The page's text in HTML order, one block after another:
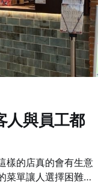
人與員工都
樣的店真的會有生意
菜單讓人選擇困難發